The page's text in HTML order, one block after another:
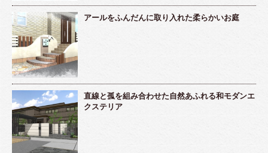
アールをふんだんに取り入れた柔らかいお庭
直線と孤を組み合わせた自然あふれる和モダンエ
クステリア